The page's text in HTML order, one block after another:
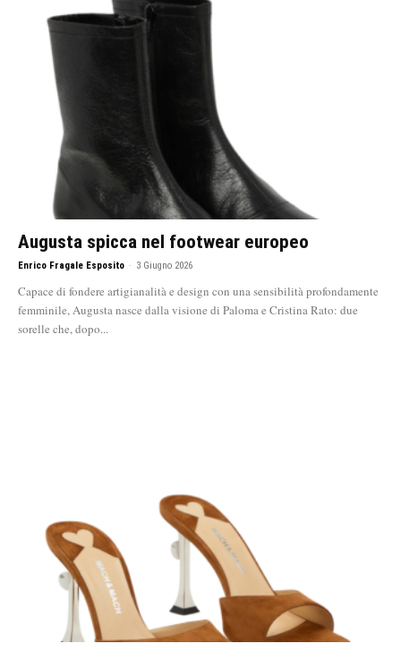
Augusta spicca nel footwear europeo
Enrico Fragale Esposito - 3 Giugno 2026
Capace di fondere artigianalità e design con una sensibilità profondamente
femminile, Augusta nasce dalla visione di Paloma e Cristina Rato: due
sorelle che, dopo...